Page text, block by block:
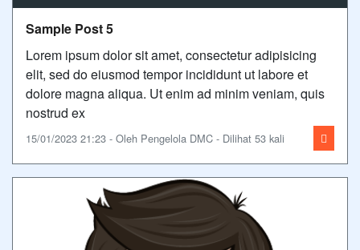
Sample Post 5
Lorem ipsum dolor sit amet, consectetur adipisicing
elit, sed do eiusmod tempor incididunt ut labore et
dolore magna aliqua. Ut enim ad minim veniam, quis
nostrud ex
15/01/2023 21:23 - Oleh Pengelola DMC - Dilihat 53 kali